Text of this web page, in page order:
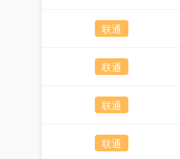
联通
联通
联通
联通